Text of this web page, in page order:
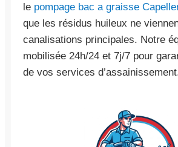
le pompage bac a graisse
que les résidus huileux ne
canalisations principales. Notre
mobilisée 24h/24 et 7j/7 pour
de vos services